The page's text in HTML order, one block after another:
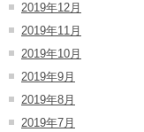
2019年12月
2019年11月
2019年10月
2019年9月
2019年8月
2019年7月